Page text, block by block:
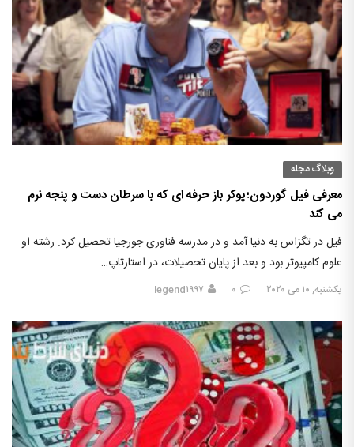
وبلاگ مجله
معرفی فیل گوردون؛پوکر باز حرفه ای که با سرطان دست و پنجه نرم
می کند
فیل در تگزاس به دنیا آمد و در مدرسه فناوری جورجیا تحصیل کرد. رشته او
علوم کامپیوتر بود و بعد از پایان تحصیلات، در استارتاپ…
یکشنبه, ۱۰ می ۲۰۲۰ ۰ legend۱۹۹۷